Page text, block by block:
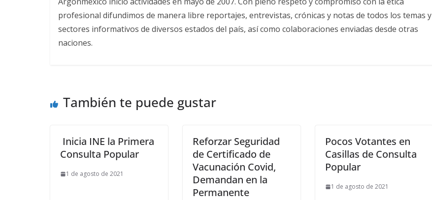
profesional difundimos de manera libre reportajes, entrevistas, crónicas y notas de todos los temas y
sectores informativos de diversos estados del país, así como colaboraciones enviadas desde otras
naciones.
También te puede gustar
Inicia INE la Primera
Consulta Popular
1 de agosto de 2021
Reforzar Seguridad
de Certificado de
Vacunación Covid,
Demandan en la
Permanente
Pocos Votantes en
Casillas de Consulta
Popular
1 de agosto de 2021